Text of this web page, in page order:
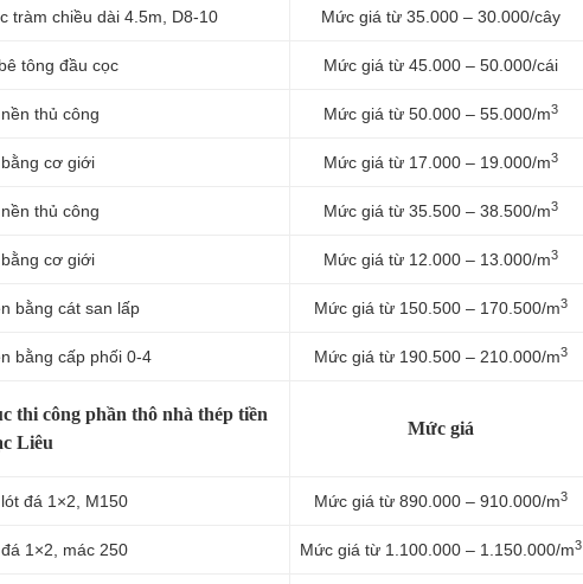
tràm chiều dài 4.5m, D8-10 Mức giá từ 35.000 – 30.000/cây
tông đầu cọc Mức giá từ 45.000 – 50.000/cái
thủ công Mức giá từ 50.000 – 55.000/m3
cơ giới Mức giá từ 17.000 – 19.000/m3
thủ công Mức giá từ 35.500 – 38.500/m3
cơ giới Mức giá từ 12.000 – 13.000/m3
bằng cát san lấp Mức giá từ 150.500 – 170.500/m3
bằng cấp phối 0-4 Mức giá từ 190.500 – 210.000/m3
thi công phần thô nhà thép tiền
Liêu
Mức giá
đá 1×2, M150 Mức giá từ 890.000 – 910.000/m3
1×2, mác 250 Mức giá từ 1.100.000 – 1.150.000/m3